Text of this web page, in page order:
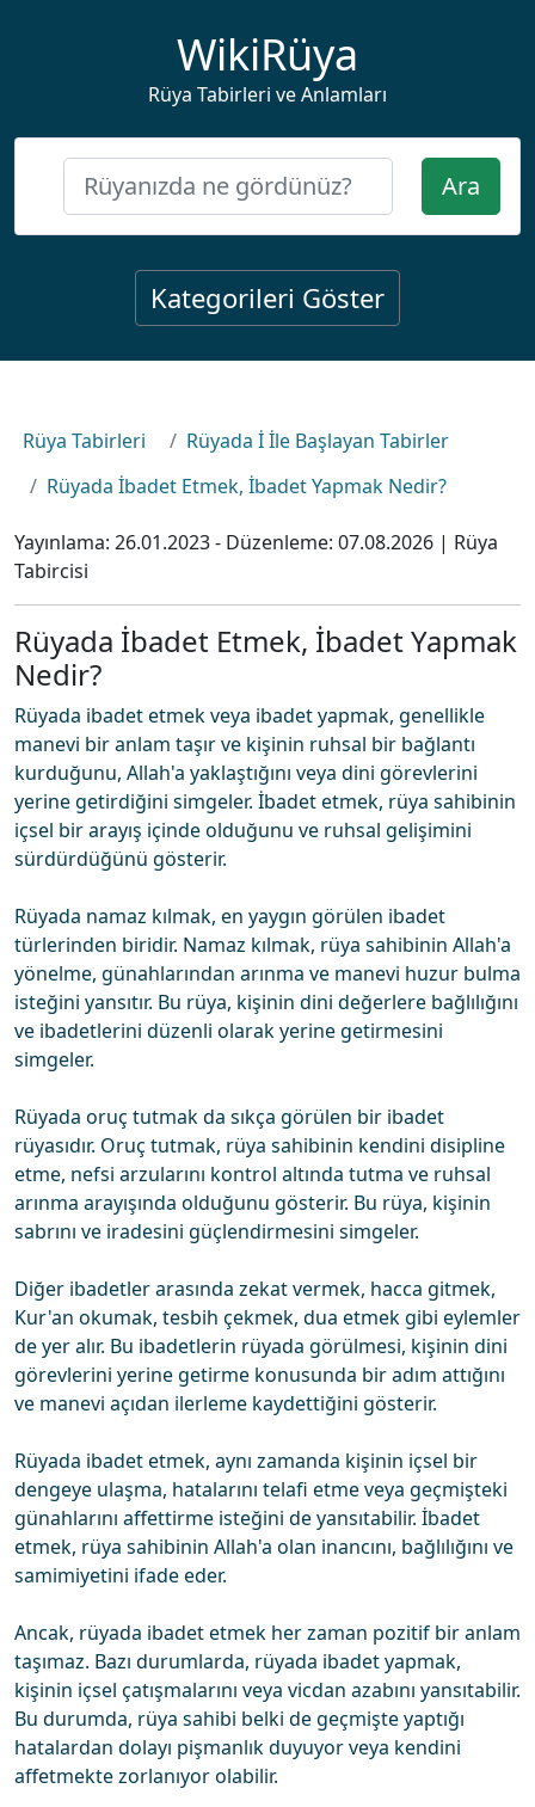
WikiRüya
Rüya Tabirleri ve Anlamları
Ara
Kategorileri Göster
Rüya Tabirleri
Rüyada İ İle Başlayan Tabirler
Rüyada İbadet Etmek, İbadet Yapmak Nedir?
Yayınlama: 26.01.2023- Düzenleme: 07.08.2026 | Rüya
Tabircisi
Rüyada İbadet Etmek, İbadet Yapmak
Nedir?
Rüyada ibadet etmek veya ibadet yapmak, genellikle
manevi bir anlam taşır ve kişinin ruhsal bir bağlantı
kurduğunu, Allah'a yaklaştığını veya dini görevlerini
yerine getirdiğini simgeler. İbadet etmek, rüya sahibinin
içsel bir arayış içinde olduğunu ve ruhsal gelişimini
sürdürdüğünü gösterir.
Rüyada namaz kılmak, en yaygın görülen ibadet
türlerinden biridir. Namaz kılmak, rüya sahibinin Allah'a
yönelme, günahlarından arınma ve manevi huzur bulma
isteğini yansıtır. Bu rüya, kişinin dini değerlere bağlılığını
ve ibadetlerini düzenli olarak yerine getirmesini
simgeler.
Rüyada oruç tutmak da sıkça görülen bir ibadet
rüyasıdır. Oruç tutmak, rüya sahibinin kendini disipline
etme, nefsi arzularını kontrol altında tutma ve ruhsal
arınma arayışında olduğunu gösterir. Bu rüya, kişinin
sabrını ve iradesini güçlendirmesini simgeler.
Diğer ibadetler arasında zekat vermek, hacca gitmek,
Kur'an okumak, tesbih çekmek, dua etmek gibi eylemler
de yer alır. Bu ibadetlerin rüyada görülmesi, kişinin dini
görevlerini yerine getirme konusunda bir adım attığını
ve manevi açıdan ilerleme kaydettiğini gösterir.
Rüyada ibadet etmek, aynı zamanda kişinin içsel bir
dengeye ulaşma, hatalarını telafi etme veya geçmişteki
günahlarını affettirme isteğini de yansıtabilir. İbadet
etmek, rüya sahibinin Allah'a olan inancını, bağlılığını ve
samimiyetini ifade eder.
Ancak, rüyada ibadet etmek her zaman pozitif bir anlam
taşımaz. Bazı durumlarda, rüyada ibadet yapmak,
kişinin içsel çatışmalarını veya vicdan azabını yansıtabilir.
Bu durumda, rüya sahibi belki de geçmişte yaptığı
hatalardan dolayı pişmanlık duyuyor veya kendini
affetmekte zorlanıyor olabilir.